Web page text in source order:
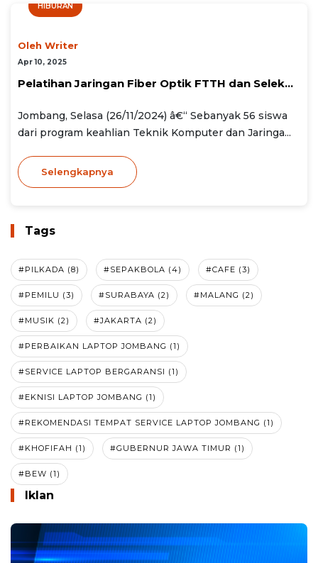
HIBURAN
Oleh Writer
Apr 10, 2025
Pelatihan Jaringan Fiber Optik FTTH dan Selek...
Jombang, Selasa (26/11/2024) â€“ Sebanyak 56 siswa
dari program keahlian Teknik Komputer dan Jaringa...
Selengkapnya
Tags
#PILKADA (8) #SEPAKBOLA (4) #CAFE (3)
#PEMILU (3) #SURABAYA (2) #MALANG (2)
#MUSIK (2) #JAKARTA (2)
#PERBAIKAN LAPTOP JOMBANG (1)
#SERVICE LAPTOP BERGARANSI (1)
#EKNISI LAPTOP JOMBANG (1)
#REKOMENDASI TEMPAT SERVICE LAPTOP JOMBANG (1)
#KHOFIFAH (1) #GUBERNUR JAWA TIMUR (1)
#BEW (1)
Iklan